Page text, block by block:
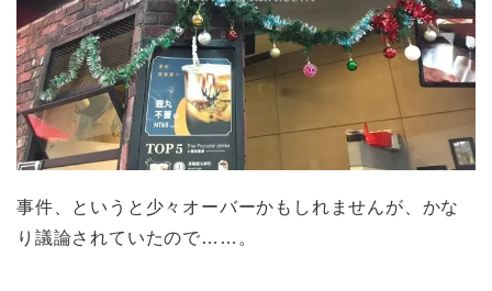
事件、というと少々オーバーかもしれませんが、かな
り議論されていたので……。